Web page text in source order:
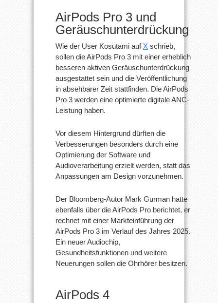
AirPods Pro 3 und
Geräuschunterdrückung
Wie der User Kosutami auf X schrieb,
sollen die AirPods Pro 3 mit einer erheblich
besseren aktiven Geräuschunterdrückung
ausgestattet sein und die Veröffentlichung
in absehbarer Zeit stattfinden. Die AirPods
Pro 3 werden eine optimierte digitale ANC-
Leistung haben.
Vor diesem Hintergrund dürften die
Verbesserungen besonders durch eine
Optimierung der Software und
Audioverarbeitung erzielt werden, statt das
Anpassungen am Design vorzunehmen.
Der Bloomberg-Autor Mark Gurman hatte
ebenfalls über die AirPods Pro berichtet, er
rechnet mit einer Markteinführung der
AirPods Pro 3 im Verlauf des Jahres 2025.
Ein neuer Audiochip,
Gesundheitsfunktionen und weitere
Neuerungen sollen die Ohrhörer besitzen.
AirPods 4